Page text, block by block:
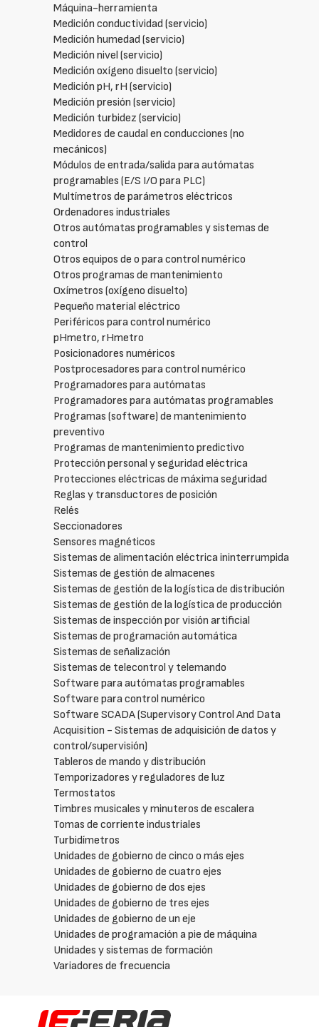
Máquina-herramienta
Medición conductividad (servicio)
Medición humedad (servicio)
Medición nivel (servicio)
Medición oxígeno disuelto (servicio)
Medición pH, rH (servicio)
Medición presión (servicio)
Medición turbidez (servicio)
Medidores de caudal en conducciones (no
mecánicos)
Módulos de entrada/salida para autómatas
programables (E/S I/O para PLC)
Multímetros de parámetros eléctricos
Ordenadores industriales
Otros autómatas programables y sistemas de
control
Otros equipos de o para control numérico
Otros programas de mantenimiento
Oxímetros (oxígeno disuelto)
Pequeño material eléctrico
Periféricos para control numérico
pHmetro, rHmetro
Posicionadores numéricos
Postprocesadores para control numérico
Programadores para autómatas
Programadores para autómatas programables
Programas (software) de mantenimiento
preventivo
Programas de mantenimiento predictivo
Protección personal y seguridad eléctrica
Protecciones eléctricas de máxima seguridad
Reglas y transductores de posición
Relés
Seccionadores
Sensores magnéticos
Sistemas de alimentación eléctrica ininterrumpida
Sistemas de gestión de almacenes
Sistemas de gestión de la logística de distribución
Sistemas de gestión de la logística de producción
Sistemas de inspección por visión artificial
Sistemas de programación automática
Sistemas de señalización
Sistemas de telecontrol y telemando
Software para autómatas programables
Software para control numérico
Software SCADA (Supervisory Control And Data
Acquisition - Sistemas de adquisición de datos y
control/supervisión)
Tableros de mando y distribución
Temporizadores y reguladores de luz
Termostatos
Timbres musicales y minuteros de escalera
Tomas de corriente industriales
Turbidímetros
Unidades de gobierno de cinco o más ejes
Unidades de gobierno de cuatro ejes
Unidades de gobierno de dos ejes
Unidades de gobierno de tres ejes
Unidades de gobierno de un eje
Unidades de programación a pie de máquina
Unidades y sistemas de formación
Variadores de frecuencia